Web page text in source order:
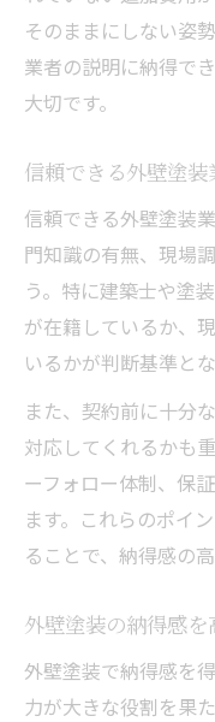
そのままにしない姿
業者の説明に納得で
大切です。
信頼できる外壁塗
信頼できる外壁塗装
門知識の有無、現場
う。特に建築士や塗
が在籍しているか、
いるかが判断基準とな
また、契約前に十分
対応してくれるかも
ーフォロー体制、保
ます。これらのポイ
ることで、納得感の
外壁塗装の納得感
外壁塗装で納得感を
力が大きな役割を果